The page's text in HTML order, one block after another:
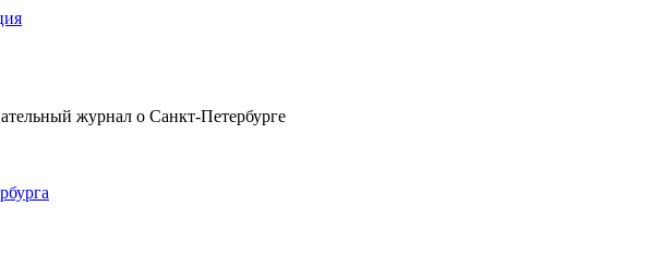
журнал о Санкт-Петербурге